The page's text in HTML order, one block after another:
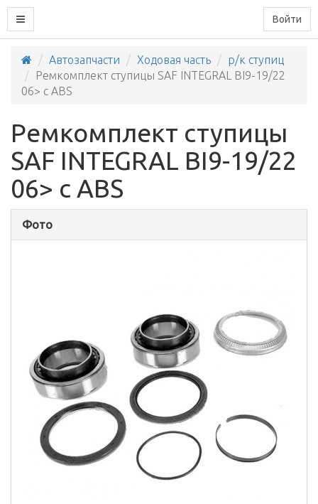
Войти
Автозапчасти Ходовая часть
р/к ступиц
Ремкомплект ступицы SAF INTEGRAL BI9-19/22
06> с ABS
Ремкомплект ступицы
SAF INTEGRAL BI9-19/22
06> с ABS
Фото